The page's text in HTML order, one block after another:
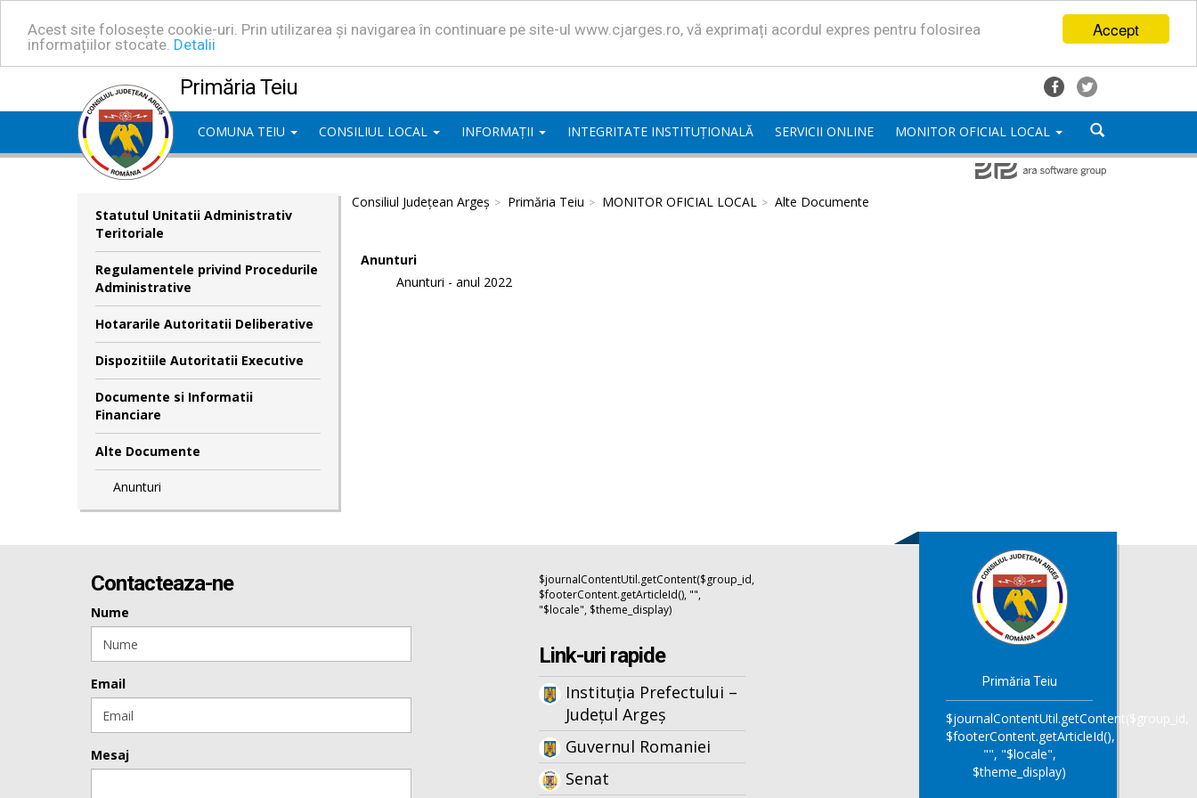
Accept
Acest site folosește cookie-uri. Prin utilizarea și navigarea în continuare pe site-ul www.cjarges.ro, vă exprimați acordul expres pentru folosirea
informațiilor stocate. Detalii
Primăria Teiu
COMUNA TEIU CONSILIUL LOCAL INFORMAȚII INTEGRITATE INSTITUȚIONALĂ SERVICII ONLINE MONITOR OFICIAL LOCAL
Statutul Unitatii Administrativ
Teritoriale
Regulamentele privind Procedurile
Administrative
Hotararile Autoritatii Deliberative
Dispozitiile Autoritatii Executive
Documente si Informatii
Financiare
Alte Documente
Anunturi
Consiliul Județean Argeș Primăria Teiu MONITOR OFICIAL LOCAL Alte Documente
Anunturi
Anunturi - anul 2022
Contacteaza-ne
Nume
Email
Mesaj
$journalContentUtil.getContent($group_id,
$footerContent.getArticleId(), "",
"$locale", $theme_display)
Link-uri rapide
Instituția Prefectului –
Județul Argeș
Guvernul Romaniei
Senat
Primăria Teiu
$journalContentUtil.getContent($group_id,
$footerContent.getArticleId(),
"", "$locale",
$theme_display)